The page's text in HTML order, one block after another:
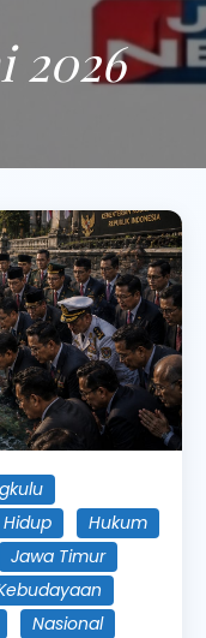
2026
Hukum
Jawa Timur
Nasional